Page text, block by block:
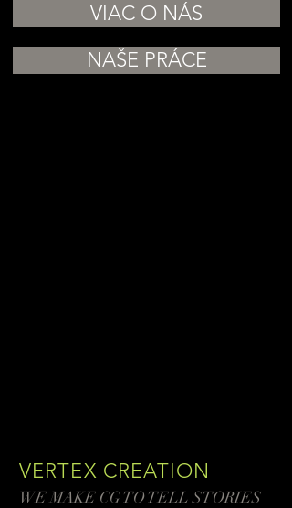
NAŠE PRÁCE
VIAC O NÁS
VERTEX CREATION
WE MAKE CG TO TELL STORIES